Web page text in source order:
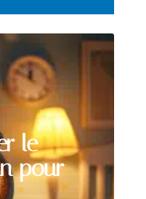
le
pour